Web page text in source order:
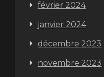
février 2024
janvier 2024
décembre 2023
novembre 2023